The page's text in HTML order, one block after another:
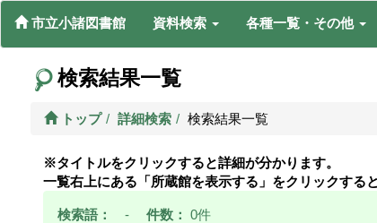
市立小諸図書館 資料検索 各種一覧・その他
検索結果一覧
トップ 詳細検索 検索結果一覧
※タイトルをクリックすると詳細が分かります。
一覧右上にある「所蔵館を表示する」をクリックする
検索語： - 件数： 0件